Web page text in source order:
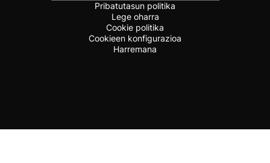
Pribatutasun politika
Lege oharra
Cookie politika
Cookieen konfigurazioa
Harremana